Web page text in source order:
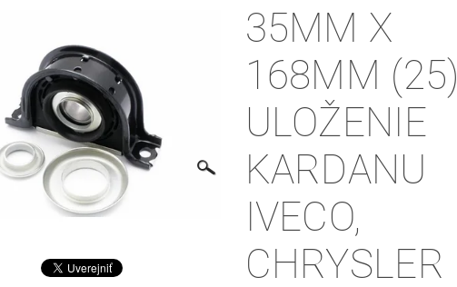
35MM X
168MM (25)
ULOŽENIE
KARDANU
IVECO,
CHRYSLER